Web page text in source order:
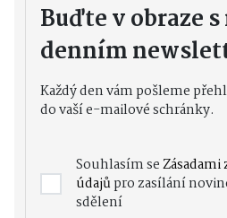
Buďte v obraze
denním
Každý den vám pošleme
do vaší e-mailové schránky.
Souhlasím se
údajůpro zasílání
sdělení